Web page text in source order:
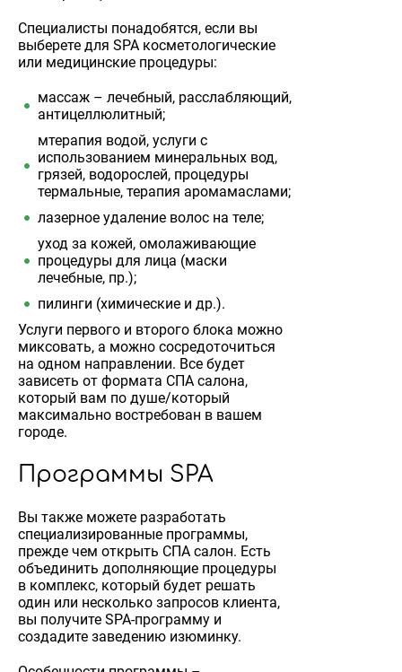
Специалисты понадобятся, если вы
выберете для SPA косметологические
или медицинские процедуры:
массаж – лечебный, расслабляющий,
антицеллюлитный;
мтерапия водой, услуги с
использованием минеральных вод,
грязей, водорослей, процедуры
термальные, терапия аромамаслами;
лазерное удаление волос на теле;
уход за кожей, омолаживающие
процедуры для лица (маски
лечебные, пр.);
пилинги (химические и др.).
Услуги первого и второго блока можно
миксовать, а можно сосредоточиться
на одном направлении. Все будет
зависеть от формата СПА салона,
который вам по душе/который
максимально востребован в вашем
городе.
Программы SPA
Вы также можете разработать
специализированные программы,
прежде чем открыть СПА салон. Есть
объединить дополняющие процедуры
в комплекс, который будет решать
один или несколько запросов клиента,
вы получите SPA-программу и
создадите заведению изюминку.